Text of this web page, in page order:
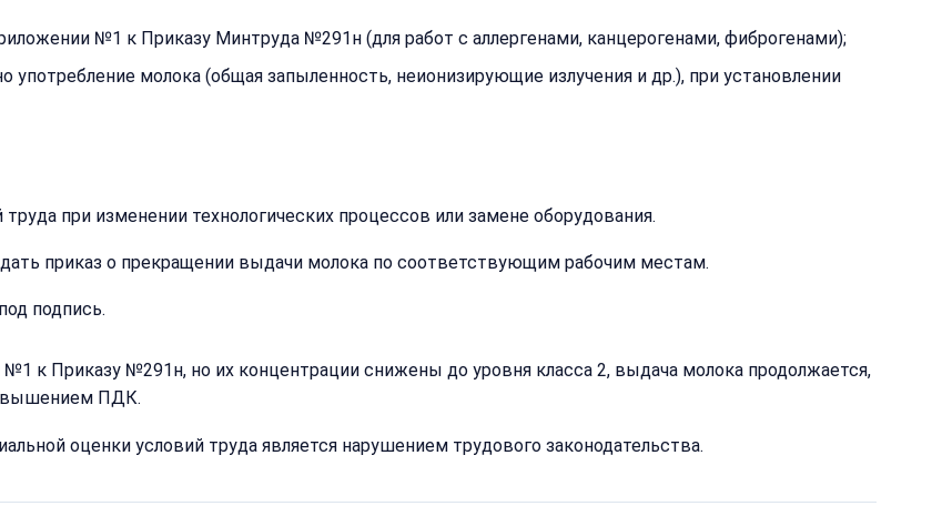
№1 к Приказу Минтруда №291н (для работ с аллергенами, канцерогенами, фиброгенами);
молока (общая запыленность, неионизирующие излучения и др.), при установлении
при изменении технологических процессов или замене оборудования.
приказ о прекращении выдачи молока по соответствующим рабочим местам.
подпись.
к Приказу №291н, но их концентрации снижены до уровня класса 2, выдача молока продолжается,
ПДК.
оценки условий труда является нарушением трудового законодательства.